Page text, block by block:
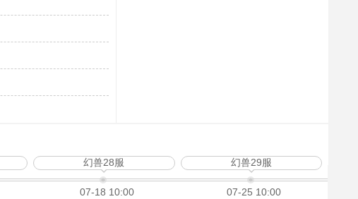
幻兽28服
07-18 10:00
幻兽29服
07-25 10:00